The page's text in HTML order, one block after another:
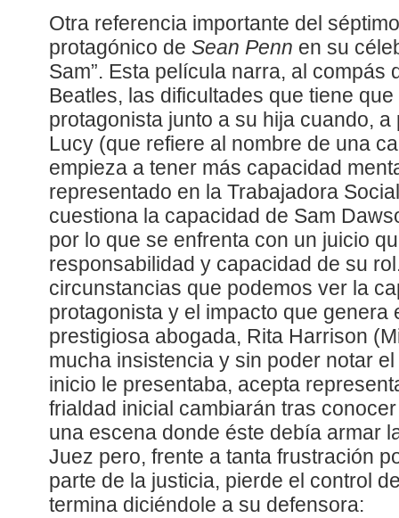
Otra referencia importante del
protagónico de Sean Penn en su
Sam”. Esta película narra, al compás
Beatles, las dificultades que tiene
protagonista junto a su hija cuando,
Lucy (que refiere al nombre de una
empieza a tener más capacidad
representado en la Trabajadora
cuestiona la capacidad de Sam
por lo que se enfrenta con un juicio
responsabilidad y capacidad de su
circunstancias que podemos ver la
protagonista y el impacto que genera
prestigiosa abogada, Rita Harrison
mucha insistencia y sin poder notar
inicio le presentaba, acepta
frialdad inicial cambiarán tras
una escena donde éste debía armar
Juez pero, frente a tanta frustración
parte de la justicia, pierde el control
termina diciéndole a su defensora: